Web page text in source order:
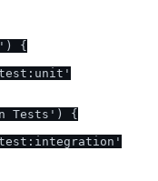
{
Tests') {